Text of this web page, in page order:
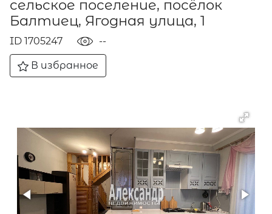
сельское поселение, посёлок
Балтиец, Ягодная улица, 1
ID 1705247 --
В избранное